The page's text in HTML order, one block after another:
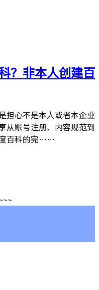
？非本人创建百
担心不是本人或者本企业
从账号注册、内容规范到
百科的完……